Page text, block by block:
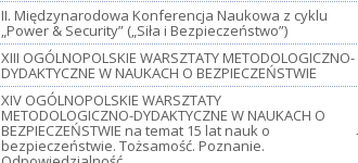
II. Międzynarodowa Konferencja Naukowa z cyklu
„Power & Security” („Siła i Bezpieczeństwo”)
XIII OGÓLNOPOLSKIE WARSZTATY METODOLOGICZNO-
DYDAKTYCZNE W NAUKACH O BEZPIECZEŃSTWIE
XIV OGÓLNOPOLSKIE WARSZTATY
METODOLOGICZNO-DYDAKTYCZNE W NAUKACH O
BEZPIECZEŃSTWIE na temat 15 lat nauk o
bezpieczeństwie. Tożsamość. Poznanie.